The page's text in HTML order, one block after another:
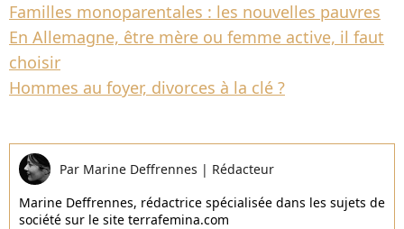
Familles monoparentales : les nouvelles pauvres
En Allemagne, être mère ou femme active, il faut
choisir
Hommes au foyer, divorces à la clé ?
Par Marine Deffrennes | Rédacteur
Marine Deffrennes, rédactrice spécialisée dans les sujets de
société sur le site terrafemina.com